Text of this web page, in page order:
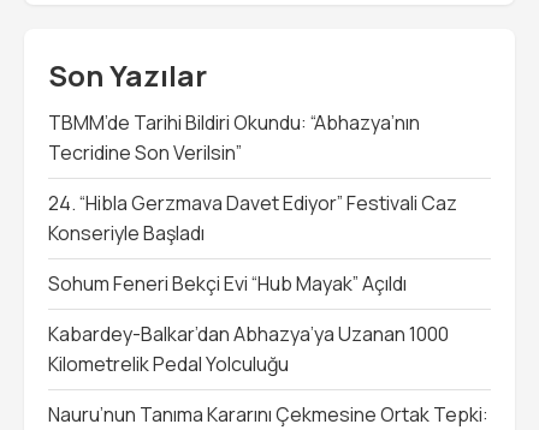
Son Yazılar
TBMM’de Tarihi Bildiri Okundu: “Abhazya’nın
Tecridine Son Verilsin”
24. “Hibla Gerzmava Davet Ediyor” Festivali Caz
Konseriyle Başladı
Sohum Feneri Bekçi Evi “Hub Mayak” Açıldı
Kabardey-Balkar’dan Abhazya’ya Uzanan 1000
Kilometrelik Pedal Yolculuğu
Nauru’nun Tanıma Kararını Çekmesine Ortak Tepki: